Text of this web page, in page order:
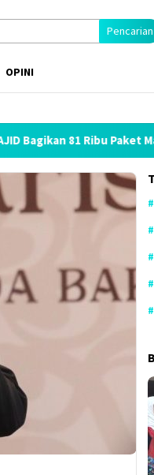
Pencarian
OPINI
81 Ribu Paket Makanan